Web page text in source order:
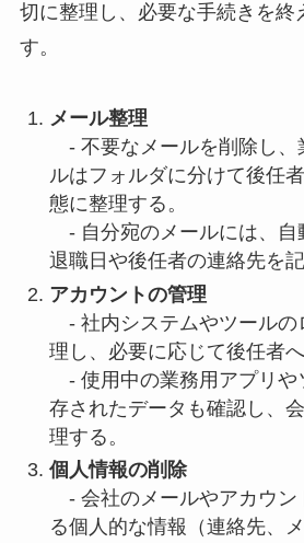
切に整理し、必要な手続きを終
す。
メール整理
- 不要なメールを削除し、
ルはフォルダに分けて後任
態に整理する。
- 自分宛のメールには、自
退職日や後任者の連絡先を記
アカウントの管理
- 社内システムやツールの
理し、必要に応じて後任者へ
- 使用中の業務用アプリや
存されたデータも確認し、
理する。
個人情報の削除
- 会社のメールやアカウン
る個人的な情報（連絡先、